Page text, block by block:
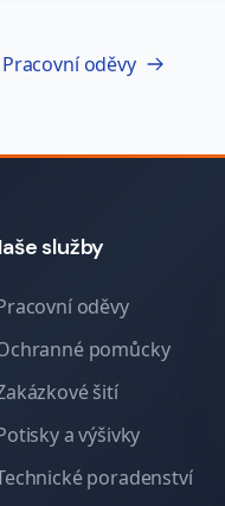
Pracovní oděvy
služby
oděvy
pomůcky
šití
a výšivky
poradenství